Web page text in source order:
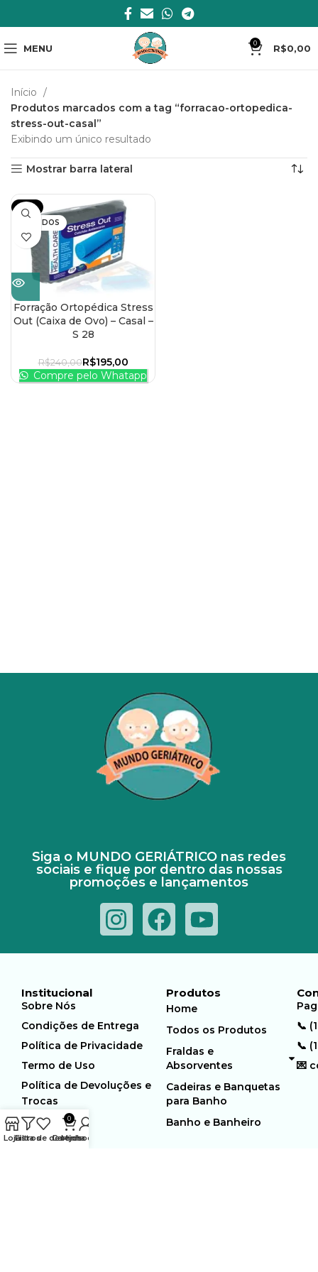
MENU 0 R$0,00
Início
Produtos marcados com a tag “forracao-ortopedica-
stress-out-casal”
Exibindo um único resultado
Mostrar barra lateral
-19%
VENDIDOS
Forração Ortopédica Stress
Out (Caixa de Ovo) – Casal –
S 28
R$240,00R$195,00
Compre pelo Whatapp
Siga o MUNDO GERIÁTRICO nas redes
sociais e fique por dentro das nossas
promoções e lançamentos
Institucional
Sobre Nós
Condições de Entrega
Política de Privacidade
Termo de Uso
Política de Devoluções e
Trocas
Produtos
Home
Todos os Produtos
Fraldas e
Absorventes
Cadeiras e Banquetas
para Banho
Banho e Banheiro
📞
📞
💌
LojaFiltros
Lista de desejos
0
Carrinho
Minha conta